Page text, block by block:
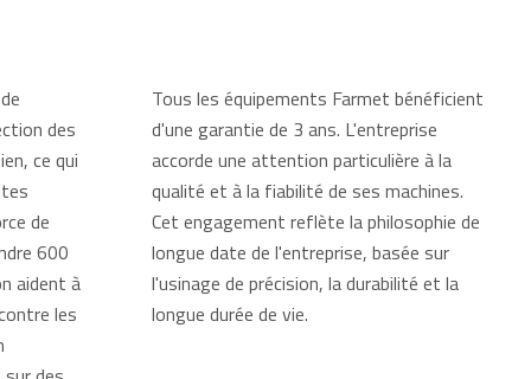
des
ce qui
de
600
aident à
les
Tous les équipements Farmet bénéficient
d'une garantie de 3 ans. L'entreprise
accorde une attention particulière à la
qualité et à la fiabilité de ses machines.
Cet engagement reflète la philosophie de
longue date de l'entreprise, basée sur
l'usinage de précision, la durabilité et la
longue durée de vie.